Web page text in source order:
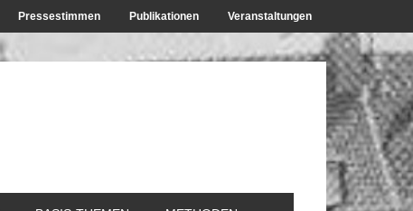
Pressestimmen Publikationen Veranstaltungen